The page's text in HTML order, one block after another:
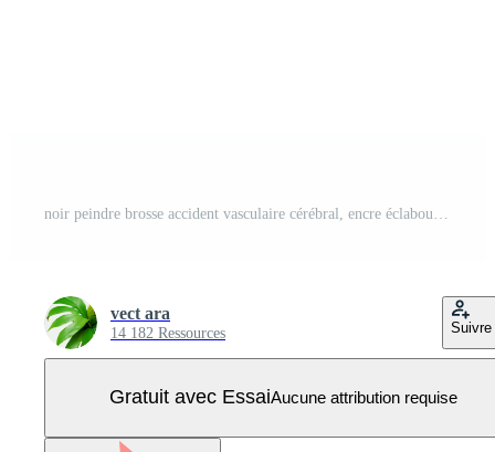
vect ara
14 182 Ressources Suivre
Gratuit avec EssaiAucune attribution requise